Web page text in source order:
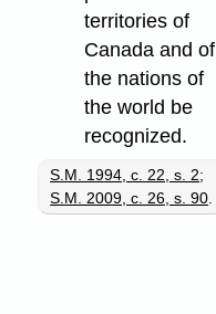
territories of
Canada and of
the nations of
the world be
recognized.
S.M. 1994, c. 22, s. 2;
S.M. 2009, c. 26, s. 90.